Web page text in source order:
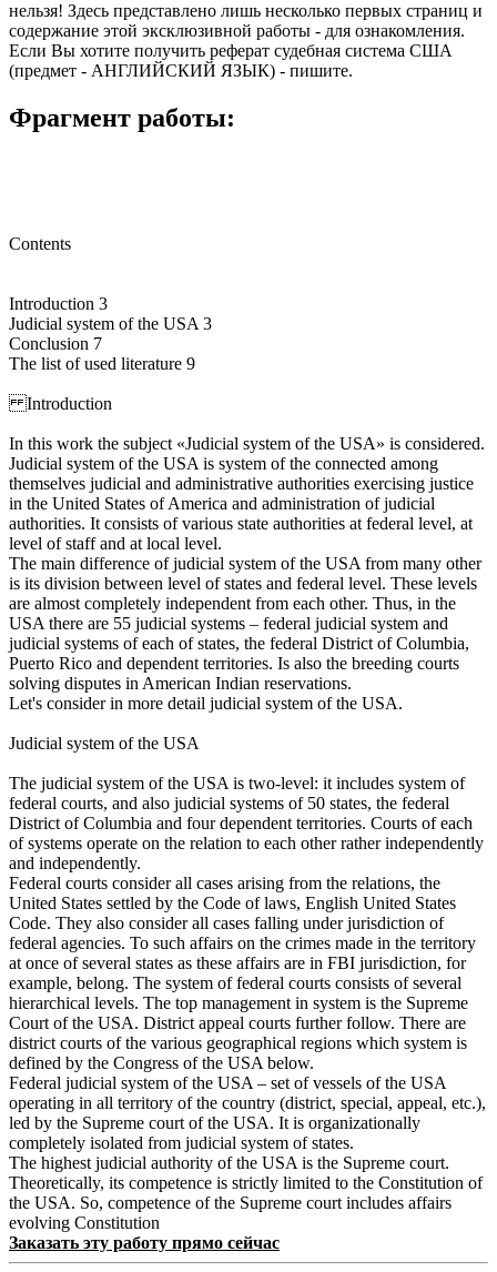
нельзя! Здесь представлено лишь несколько первых страниц и
содержание этой эксклюзивной работы - для ознакомления.
Если Вы хотите получить реферат судебная система США
(предмет - АНГЛИЙСКИЙ ЯЗЫК) - пишите.
Фрагмент работы:
Contents
Introduction 3
Judicial system of the USA 3
Conclusion 7
The list of used literature 9
Introduction
In this work the subject «Judicial system of the USA» is considered.
Judicial system of the USA is system of the connected among
themselves judicial and administrative authorities exercising justice
in the United States of America and administration of judicial
authorities. It consists of various state authorities at federal level, at
level of staff and at local level.
The main difference of judicial system of the USA from many other
is its division between level of states and federal level. These levels
are almost completely independent from each other. Thus, in the
USA there are 55 judicial systems – federal judicial system and
judicial systems of each of states, the federal District of Columbia,
Puerto Rico and dependent territories. Is also the breeding courts
solving disputes in American Indian reservations.
Let's consider in more detail judicial system of the USA.
Judicial system of the USA
The judicial system of the USA is two-level: it includes system of
federal courts, and also judicial systems of 50 states, the federal
District of Columbia and four dependent territories. Courts of each
of systems operate on the relation to each other rather independently
and independently.
Federal courts consider all cases arising from the relations, the
United States settled by the Code of laws, English United States
Code. They also consider all cases falling under jurisdiction of
federal agencies. To such affairs on the crimes made in the territory
at once of several states as these affairs are in FBI jurisdiction, for
example, belong. The system of federal courts consists of several
hierarchical levels. The top management in system is the Supreme
Court of the USA. District appeal courts further follow. There are
district courts of the various geographical regions which system is
defined by the Congress of the USA below.
Federal judicial system of the USA – set of vessels of the USA
operating in all territory of the country (district, special, appeal, etc.),
led by the Supreme court of the USA. It is organizationally
completely isolated from judicial system of states.
The highest judicial authority of the USA is the Supreme court.
Theoretically, its competence is strictly limited to the Constitution of
the USA. So, competence of the Supreme court includes affairs
evolving Constitution
Заказать эту работу прямо сейчас